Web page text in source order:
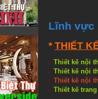
Lĩnh vực
*THIẾT
Thiết kế nội
Thiết kế nội
Thiết kế nội
Thiết kế